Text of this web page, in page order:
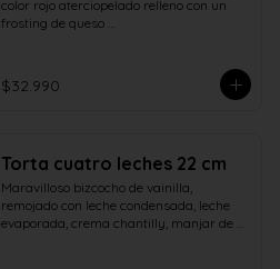
color rojo aterciopelado relleno con un
frosting de queso
$32.990
Torta cuatro leches 22 cm
Maravilloso bizcocho de vainilla,
remojado con leche condensada, leche
evaporada, crema chantilly, manjar de